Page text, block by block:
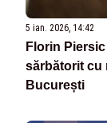
5 ian. 2026, 14:42
Florin
sărbătorit cu
București